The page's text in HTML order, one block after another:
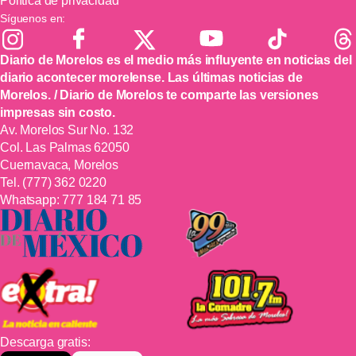
Síguenos en:
Diario de Morelos es el medio más influyente en noticias del
diario acontecer morelense. Las últimas noticias de
Morelos. / Diario de Morelos te comparte las versiones
impresas sin costo.
Av. Morelos Sur No. 132
Col. Las Palmas 62050
Cuernavaca, Morelos
Tel. (777) 362 0220
Whatsapp:777 184 71 85
Descarga gratis: